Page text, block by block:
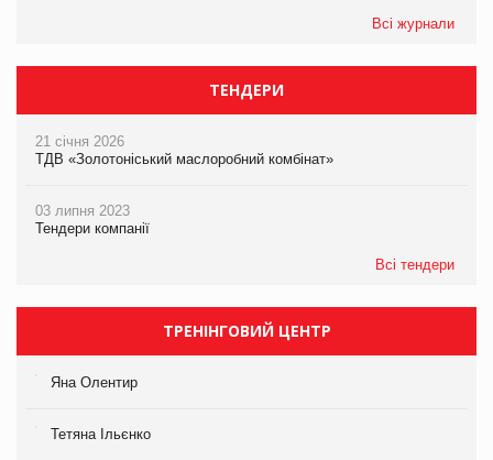
Всі журнали
ТЕНДЕРИ
21 січня 2026
ТДВ «Золотоніський маслоробний комбінат»
03 липня 2023
Тендери компанії
Всі тендери
ТРЕНІНГОВИЙ ЦЕНТР
Яна Олентир
Тетяна Ільєнко